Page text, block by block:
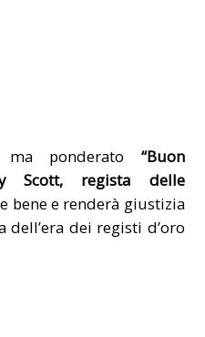
ponderato “Buon
Scott, regista delle
bene e renderà giustizia
dei registi d’oro